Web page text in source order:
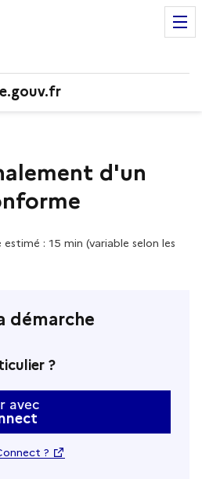
d'un
: 15 min (variable selon les
démarche
?
avec
?